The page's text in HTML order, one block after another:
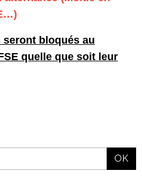
bloqués au
quelle que soit leur
OK